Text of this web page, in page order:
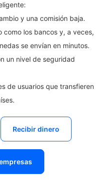
y una comisión baja.
como los bancos y, a veces,
se envían en minutos.
un nivel de seguridad
de usuarios que transfieren
Recibir dinero